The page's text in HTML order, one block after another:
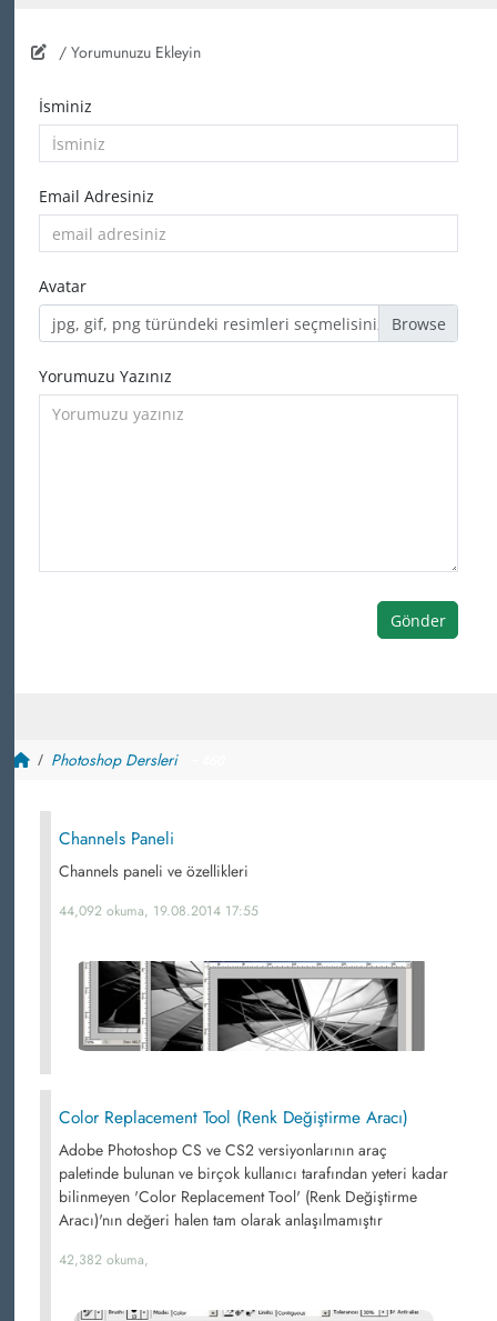
/ Yorumunuzu Ekleyin
İsminiz
Email Adresiniz
Avatar
jpg, gif, png türündeki resimleri seçmelisiniz
Yorumuzu Yazınız
Gönder
Photoshop Dersleri
Channels Paneli
Channels paneli ve özellikleri
44,092 okuma, 19.08.2014 17:55
Color Replacement Tool (Renk Değiştirme Aracı)
Adobe Photoshop CS ve CS2 versiyonlarının araç
paletinde bulunan ve birçok kullanıcı tarafından yeteri kadar
bilinmeyen 'Color Replacement Tool' (Renk Değiştirme
Aracı)'nın değeri halen tam olarak anlaşılmamıştır
42,382 okuma,